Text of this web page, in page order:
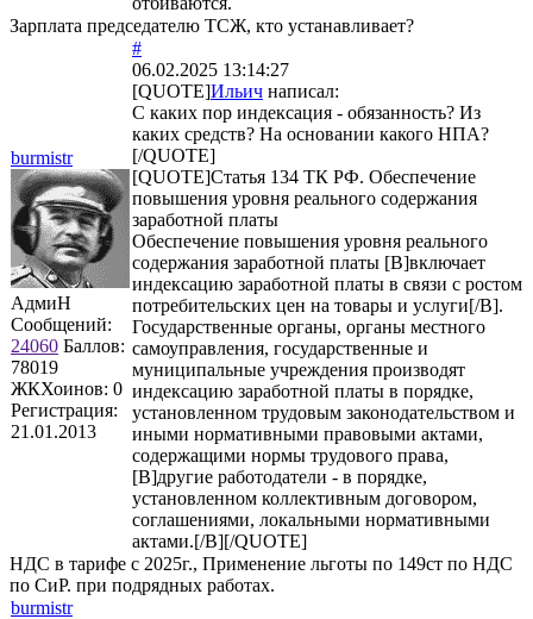
Зарплата председателю ТСЖ, кто устанавливает?
burmistr
АдмиН
Сообщений:
24060 Баллов:
78019
ЖКХоинов: 0
Регистрация:
21.01.2013
#
06.02.2025 13:14:27
[QUOTE]Ильич написал:
С каких пор индексация - обязанность? Из
каких средств? На основании какого НПА?
[/QUOTE]
[QUOTE]Статья 134 ТК РФ. Обеспечение
повышения уровня реального содержания
заработной платы
Обеспечение повышения уровня реального
содержания заработной платы [B]включает
индексацию заработной платы в связи с ростом
потребительских цен на товары и услуги[/B].
Государственные органы, органы местного
самоуправления, государственные и
муниципальные учреждения производят
индексацию заработной платы в порядке,
установленном трудовым законодательством и
иными нормативными правовыми актами,
содержащими нормы трудового права,
[B]другие работодатели - в порядке,
установленном коллективным договором,
соглашениями, локальными нормативными
актами.[/B][/QUOTE]
НДС в тарифе с 2025г., Применение льготы по 149ст по НДС
по СиР. при подрядных работах.
burmistr